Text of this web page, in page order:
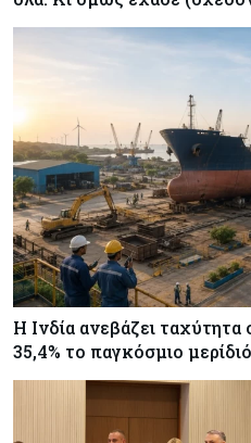
Η Ινδία ανεβάζει
35,4% το παγκόσμιο